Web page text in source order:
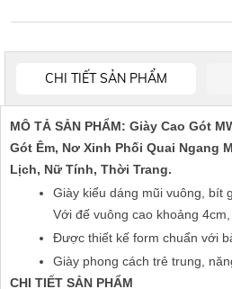
CHI TIẾT SẢN PHẨM
MÔ TẢ SẢN PHẨM: Giày Cao Gót
Gót Êm, Nơ Xinh Phối Quai Ngang
Lịch, Nữ Tính, Thời Trang.
Giày kiểu dáng mũi vuông, bít
Với đế vuông cao khoảng
Được thiết kế form chuẩn với
Giày phong cách trẻ trung,
CHI TIẾT SẢN PHẨM